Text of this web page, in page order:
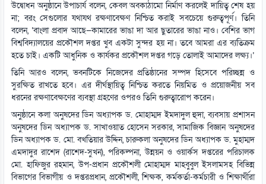
উদ্বোধন অনুষ্ঠানে উপাচার্য বলেন, কেবল অবকাঠামো নির্মাণ করলেই দায়িত্ব শেষ হয়
না; বরং সেগুলোর যথাযথ রক্ষণাবেক্ষণ নিশ্চিত করাই সবচেয়ে গুরুত্বপূর্ণ। তিনি
বলেন, ‘বাংলা প্রবাদ আছে—কামারের ভাঙা দা আর ছুতারের ভাঙা নাও। বেশির ভাগ
বিশ্ববিদ্যালয়ের প্রকৌশল দপ্তর খুব একটা সুন্দর হয় না। তবে আমরা এর ব্যতিক্রম
হতে চাই। একটি আধুনিক ও কার্যকর প্রকৌশল দপ্তর গড়ে তোলাই আমাদের লক্ষ্য।’
তিনি আরও বলেন, ভবনটিকে নিজেদের প্রতিষ্ঠানের সম্পদ হিসেবে পরিচ্ছন্ন ও
সুরক্ষিত রাখতে হবে। এর দীর্ঘস্থায়িত্ব নিশ্চিত করতে নিয়মিত ও প্রয়োজনীয় সব
ধরনের রক্ষণাবেক্ষণের ব্যবস্থা গ্রহণের ওপরও তিনি গুরুত্বারোপ করেন।
অনুষ্ঠানে কলা অনুষদের ডিন অধ্যাপক ড. মোহাম্মদ ইমদাদুল হুদা, ব্যবসায় প্রশাসন
অনুষদের ডিন অধ্যাপক ড. সাখাওয়াত হোসেন সরকার, সামাজিক বিজ্ঞান অনুষদের
ডিন অধ্যাপক ড. মো. বখতিয়ার উদ্দিন, চারুকলা অনুষদের ডিন অধ্যাপক ড. মুহাম্মদ
এমদাদুর রাশেদ (রাশেদ-সুখন), পরিকল্পনা, উন্নয়ন ও ওয়ার্কস দপ্তরের পরিচালক
মো. হাফিজুর রহমান, উপ-প্রধান প্রকৌশলী মোহাম্মদ মাহবুবুল ইসলামসহ বিভিন্ন
বিভাগের বিভাগীয় ও দপ্তরপ্রধান, প্রকৌশলী, শিক্ষক, কর্মকর্তা-কর্মচারী ও শিক্ষার্থীরা